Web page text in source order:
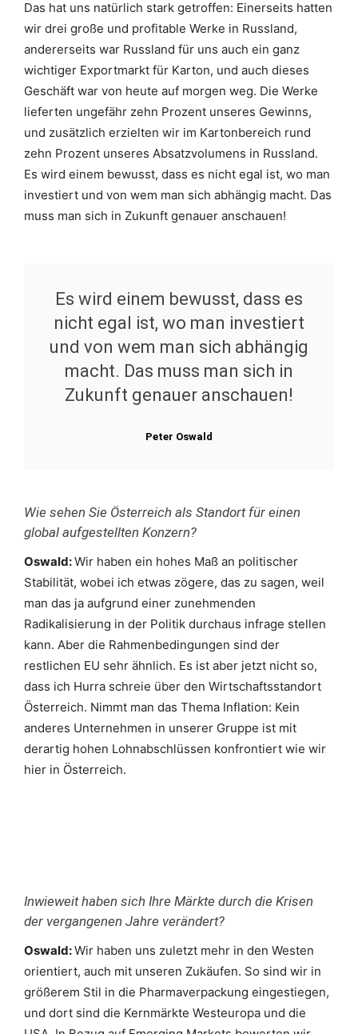
Das hat uns natürlich stark getroffen: Einerseits hatten
wir drei große und profitable Werke in Russland,
andererseits war Russland für uns auch ein ganz
wichtiger Exportmarkt für Karton, und auch dieses
Geschäft war von heute auf morgen weg. Die Werke
lieferten ungefähr zehn Prozent unseres Gewinns,
und zusätzlich erzielten wir im Kartonbereich rund
zehn Prozent unseres Absatzvolumens in Russland.
Es wird einem bewusst, dass es nicht egal ist, wo man
investiert und von wem man sich abhängig macht. Das
muss man sich in Zukunft genauer anschauen!
Es wird einem bewusst, dass es
nicht egal ist, wo man investiert
und von wem man sich abhängig
macht. Das muss man sich in
Zukunft genauer anschauen!
Peter Oswald
Wie sehen Sie Österreich als Standort für einen
global aufgestellten Konzern?
Oswald:Wir haben ein hohes Maß an politischer
Stabilität, wobei ich etwas zögere, das zu sagen, weil
man das ja aufgrund einer zunehmenden
Radikalisierung in der Politik durchaus infrage stellen
kann. Aber die Rahmenbedingungen sind der
restlichen EU sehr ähnlich. Es ist aber jetzt nicht so,
dass ich Hurra schreie über den Wirtschaftsstandort
Österreich. Nimmt man das Thema Inflation: Kein
anderes Unternehmen in unserer Gruppe ist mit
derartig hohen Lohnabschlüssen konfrontiert wie wir
hier in Österreich.
Inwieweit haben sich Ihre Märkte durch die Krisen
der vergangenen Jahre verändert?
Oswald:Wir haben uns zuletzt mehr in den Westen
orientiert, auch mit unseren Zukäufen. So sind wir in
größerem Stil in die Pharmaverpackung eingestiegen,
und dort sind die Kernmärkte Westeuropa und die